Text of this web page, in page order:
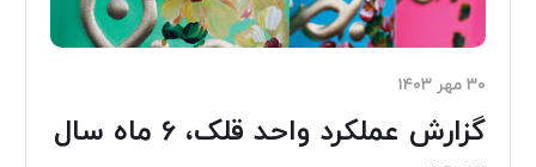
۳۰ مهر ۱۴۰۳
گزارش عملکرد واحد قلک، 6 ماه سال